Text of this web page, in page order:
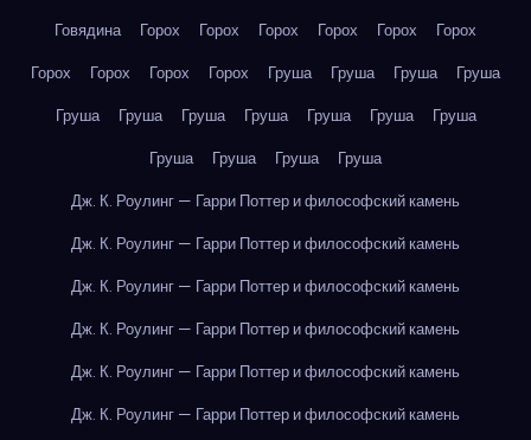
Говядина
Горох Горох Горох Горох Горох
Горох
Горох
Горох Горох Горох Груша Груша Груша
Груша
Груша
Груша Груша Груша Груша Груша
Груша
Груша
Груша Груша
Груша
Дж. К. Роулинг — Гарри Поттер и философский камень
Дж. К. Роулинг — Гарри Поттер и философский камень
Дж. К. Роулинг — Гарри Поттер и философский камень
Дж. К. Роулинг — Гарри Поттер и философский камень
Дж. К. Роулинг — Гарри Поттер и философский камень
Дж. К. Роулинг — Гарри Поттер и философский камень